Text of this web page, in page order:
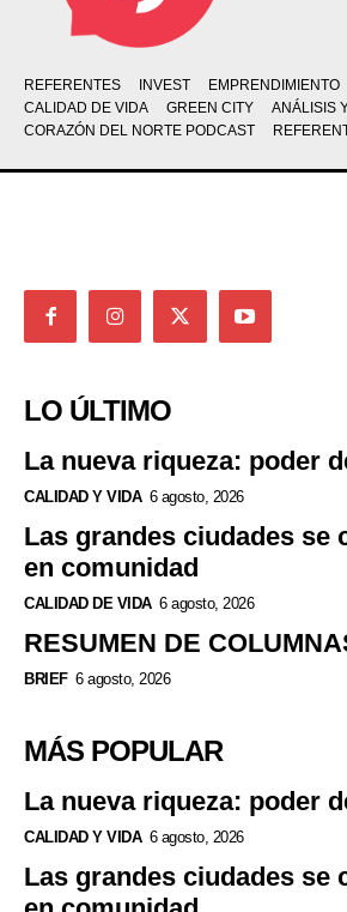
REFERENTES INVEST EMPRENDIMIENTO
CALIDAD DE VIDA
GREEN CITY
ANÁLISIS
CORAZÓN DEL NORTE PODCAST
LO ÚLTIMO
La nueva riqueza: poder
CALIDAD Y VIDA 6 agosto, 2026
Las grandes ciudades se
en comunidad
CALIDAD DE VIDA 6 agosto, 2026
RESUMEN DE
BRIEF 6 agosto, 2026
MÁS POPULAR
La nueva riqueza: poder
CALIDAD Y VIDA 6 agosto, 2026
Las grandes ciudades se